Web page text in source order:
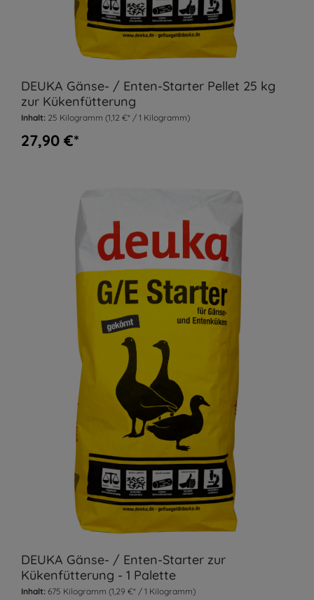
DEUKA Gänse- / Enten-Starter Pellet 25 kg
zur Kükenfütterung
Inhalt: 25 Kilogramm (1,12 €* / 1 Kilogramm)
27,90 €*
DEUKA Gänse- / Enten-Starter zur
Kükenfütterung - 1 Palette
Inhalt: 675 Kilogramm (1,29 €* / 1 Kilogramm)